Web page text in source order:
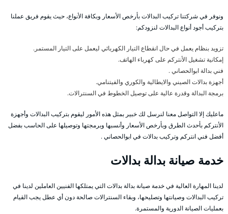
ونوفر في شركتنا تركيب البدالات بأرخص الأسعار وبكافة الأنواع، حيث يقوم فريق عملنا
بتركيب أجود أنواع البدالات لنزودكم:
تزويد بنظام يعمل في حال انقطاع التيار الكهربائي ليعمل على التيار المستمر.
إمكانية تشغيل الأنتركم على كهرباء الهاتف.
فني بدالة ابوالحصاني .
أجهزة بدالات الصيني والايطالية والكوري والفيتنامي.
برمجة البدالة وقدرة عالية على توصيل الخطوط في السنترالات.
ماعليك إلا التواصل معنا لنرسل لك خبير بمثل هذه الأمور ليقوم بتركيب البدالات وأجهزة
الأنتركم بأحدث الطرق وبأرخص الأسعار وأنسبها وبرمجتها وتوصيلها على الحاسب بفضل
أفضل فني انتركم وتركيب بدالات في ابوالحصاني .
خدمة صيانة بدالة بدالات
لدينا المهارة العالية في خدمة صيانة بدالة بدالات التي يمتلكها الفنيين العاملين لدينا في
تركيب البدالات وصيانتها وتصليحها، وبقاء السنترالات صالحة دون أي عطل يجب القيام
بعمليات الصيانة الدورية والمستمرة.